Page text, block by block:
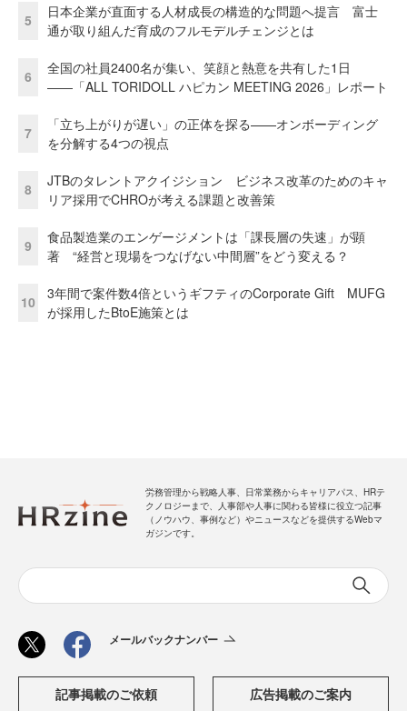
5
日本企業が直面する人材成長の構造的な問題へ提言 富士
通が取り組んだ育成のフルモデルチェンジとは
6
全国の社員2400名が集い、笑顔と熱意を共有した1日
――「ALL TORIDOLL ハピカン MEETING 2026」レポート
7
「立ち上がりが遅い」の正体を探る——オンボーディング
を分解する4つの視点
8
JTBのタレントアクイジション ビジネス改革のためのキャ
リア採用でCHROが考える課題と改善策
9
食品製造業のエンゲージメントは「課長層の失速」が顕
著 “経営と現場をつなげない中間層”をどう変える？
10
3年間で案件数4倍というギフティのCorporate Gift MUFG
が採用したBtoE施策とは
労務管理から戦略人事、日常業務からキャリアパス、HRテ
クノロジーまで、人事部や人事に関わる皆様に役立つ記事
（ノウハウ、事例など）やニュースなどを提供するWebマ
ガジンです。
メールバックナンバー
記事掲載のご依頼 広告掲載のご案内